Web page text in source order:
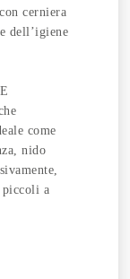
cerniera
dell’igiene
come
nido
piccoli a